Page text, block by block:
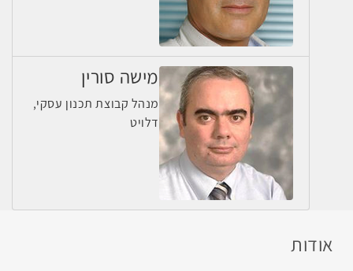
מישה סורין
מנהל קבוצת תכנון עסקי,
דלויט
אודות